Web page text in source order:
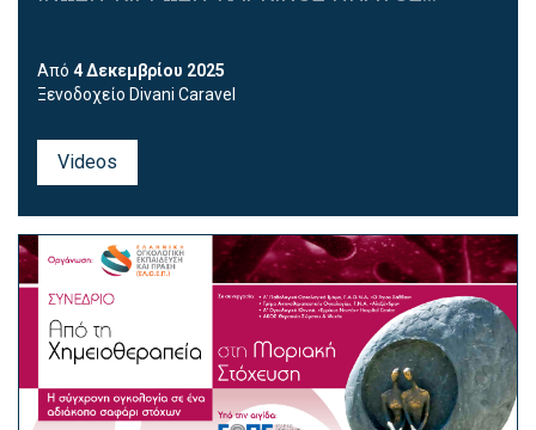
Από 4 Δεκεμβρίου 2025
Ξενοδοχείο Divani Caravel
Videos